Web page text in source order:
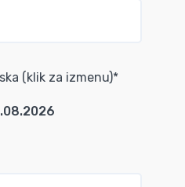
(klik za izmenu)*